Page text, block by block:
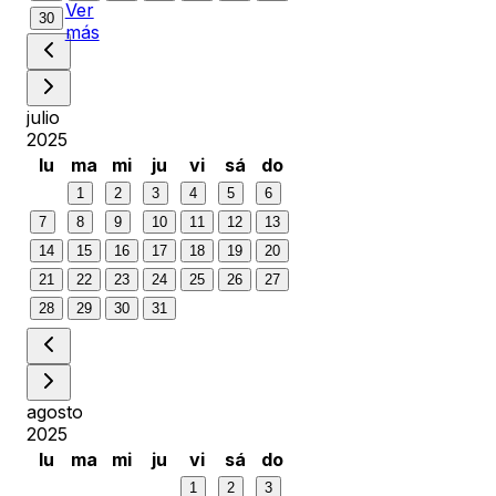
30
julio
2025
lu
ma mi ju vi sá do
1 2 3 4 5
6
7
8 9 10 11 12
13
14
15 16 17 18 19
20
21
22 23 24 25 26
27
28
29 30 31
agosto
2025
lu
ma mi ju vi sá do
1 2 3
Ver
más